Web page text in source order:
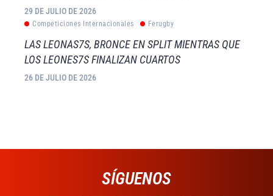
29 DE JULIO DE 2026
Competiciones Internacionales Ferugby
LAS LEONAS7S, BRONCE EN SPLIT MIENTRAS QUE
LOS LEONES7S FINALIZAN CUARTOS
26 DE JULIO DE 2026
SÍGUENOS